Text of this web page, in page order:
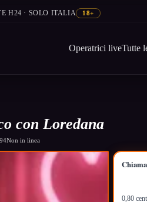
H24 · SOLO ITALIA 18+
Operatrici liveTutte
con Loredana
Non in linea
0,80